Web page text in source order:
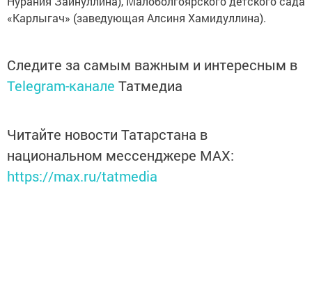
«Карлыгач» (заведующая Алсиня Хамидуллина).
Следите за самым важным и интересным в
Telegram-канале Татмедиа
Читайте новости Татарстана в
национальном мессенджере MАХ:
https://max.ru/tatmedia